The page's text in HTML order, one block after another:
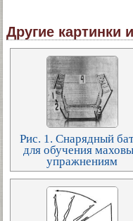
Другие картинки
Рис. 1. Снарядный
для обучения
упражнениям